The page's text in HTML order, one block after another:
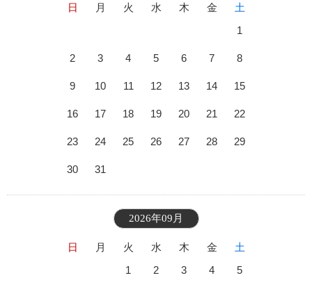
日 月 火 水 木 金
土
1
2 3 4 5 6 7 8
9 10 11 12 13 14 15
16 17 18 19 20 21 22
23 24 25 26 27 28 29
30 31
2026年09月
日 月 火 水 木 金
土
1
2 3 4 5